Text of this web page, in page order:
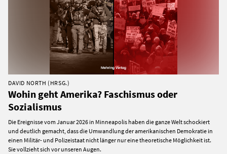
DAVID NORTH (HRSG.)
Wohin geht Amerika? Faschismus oder
Sozialismus
Die Ereignisse vom Januar 2026 in Minneapolis haben die ganze Welt schockiert
und deutlich gemacht, dass die Umwandlung der amerikanischen Demokratie in
einen Militär- und Polizeistaat nicht länger nur eine theoretische Möglichkeit ist.
Sie vollzieht sich vor unseren Augen.